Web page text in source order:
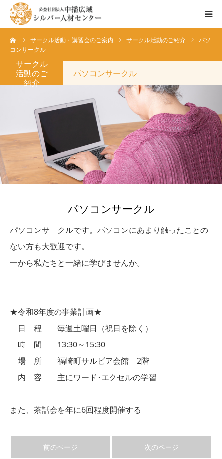
サークル活動・講習会のご案内 サークル活動のご紹介
パソ
コンサークル
サークル
活動のご
紹介
パソコンサークル
パソコンサークル
パソコンサークルです。パソコンにあまり触ったことの
ない方も大歓迎です。
一から私たちと一緒に学びませんか。
★令和8年度の事業計画★
日 程 毎週土曜日（祝日を除く）
時 間 13:30～15:30
場 所 福崎町サルビア会館 2階
内 容 主にワード･エクセルの学習
また、茶話会を年に6回程度開催する
前のページ 次のページ
センターのご紹介
会員登録ご希望の方へ
お仕事依頼の方へ